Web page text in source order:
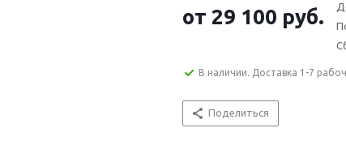
от 29 100 руб.
В наличии. Доставка 1-7
Поделиться